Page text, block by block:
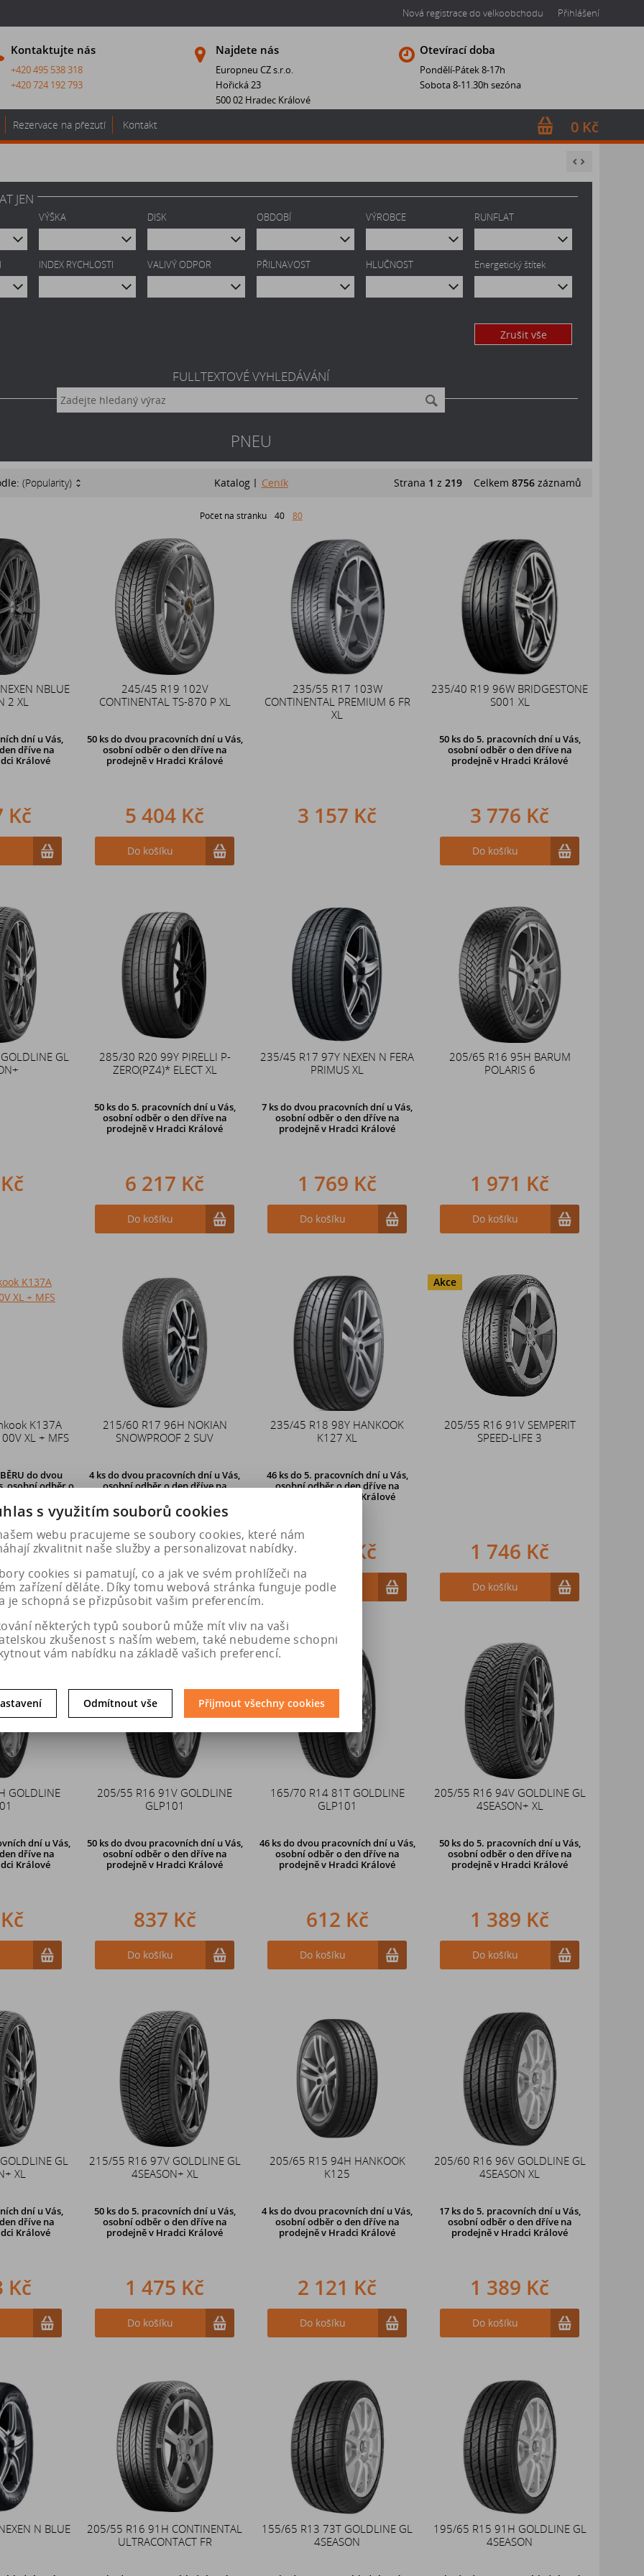
Nová registrace do velkoobchodu Přihlášení
Kontaktujte nás
+420 495 538 318
+420 724 192 793
Najdete nás
Europneu CZ s.r.o.
Hořická 23
500 02 Hradec Králové
Otevírací doba
Pondělí-Pátek 8-17h
Sobota 8-11.30h sezóna
0 Kč
Rezervace na přezutí Kontakt
JEN
VÝŠKA DISK OBDOBÍ VÝROBCE RUNFLAT
INDEX RYCHLOSTI VALIVÝ ODPOR PŘILNAVOST HLUČNOST Energetický štítek
Zrušit vše
FULLTEXTOVÉ VYHLEDÁVÁNÍ
PNEU
(Popularity) Katalog Ceník Strana 1 z 219 Celkem 8756 záznamů
Počet na stránku 40 80
NBLUE
2 XL
dní u Vás,
dříve na
Králové
Kč
245/45 R19 102V
CONTINENTAL TS-870 P XL
50 ks do dvou pracovních dní u Vás,
osobní odběr o den dřívena
prodejně v Hradci Králové
5 404 Kč
Do košíku
235/55 R17 103W
CONTINENTAL PREMIUM 6 FR
XL
3 157 Kč
235/40 R19 96W BRIDGESTONE
S001 XL
50 ks do 5. pracovních dní u Vás,
osobní odběr o den dříve na
prodejněv Hradci Králové
3 776 Kč
Do košíku
GL
285/30 R20 99Y PIRELLI P-
ZERO(PZ4)* ELECT XL
50 ks do 5. pracovních dní u Vás,
osobní odběr o den dříve na
prodejněv Hradci Králové
6 217 Kč
Do košíku
235/45 R17 97Y NEXEN N FERA
PRIMUS XL
7 ksdo dvou pracovních dní u Vás,
osobní odběr o den dřívena
prodejně v Hradci Králové
1 769 Kč
Do košíku
205/65 R16 95H BARUM
POLARIS 6
1 971 Kč
Do košíku
K137A
XL + MFS
do dvou
osobní odběr o
k odeslání
Kč
215/60 R17 96H NOKIAN
SNOWPROOF 2 SUV
4 ksdo dvou pracovních dní u Vás,
osobní odběr o den dřívena
2 526 Kč
Do košíku
235/45 R18 98Y HANKOOK
K127 XL
46 ks do 5. pracovních dní u Vás,
osobní odběr o den dříve na
v Hradci Králové
2 796 Kč
Do košíku
Akce
205/55 R16 91V SEMPERIT
SPEED-LIFE 3
1 746 Kč
Do košíku
GOLDLINE
dní u Vás,
dřívena
Králové
205/55 R16 91V GOLDLINE
GLP101
50 ks do dvou pracovních dní u Vás,
osobní odběr o den dřívena
prodejně v Hradci Králové
837 Kč
Do košíku
165/70 R14 81T GOLDLINE
GLP101
46 ks do dvou pracovních dní u Vás,
osobní odběr o den dřívena
prodejně v Hradci Králové
612 Kč
Do košíku
205/55 R16 94V GOLDLINE GL
4SEASON+ XL
50 ks do 5. pracovních dní u Vás,
osobní odběr o den dříve na
prodejněv Hradci Králové
1 389 Kč
Do košíku
GL
XL
dní u Vás,
dříve na
Králové
Kč
215/55 R16 97V GOLDLINE GL
4SEASON+ XL
50 ks do 5. pracovních dní u Vás,
osobní odběr o den dříve na
prodejněv Hradci Králové
1 475 Kč
Do košíku
205/65 R15 94H HANKOOK
K125
4 ksdo dvou pracovních dní u Vás,
osobní odběr o den dřívena
prodejně v Hradci Králové
2 121 Kč
Do košíku
205/60 R16 96V GOLDLINE GL
4SEASON XL
17 ks do 5. pracovních dní u Vás,
osobní odběr o den dříve na
prodejněv Hradci Králové
1 389 Kč
Do košíku
N BLUE
205/55 R16 91H CONTINENTAL
ULTRACONTACT FR
155/65 R13 73T GOLDLINE GL
4SEASON
195/65 R15 91H GOLDLINE GL
4SEASON
s využitím souborů cookies
webu pracujeme se soubory cookies, které nám
zkvalitnit naše služby a personalizovat nabídky.
cookies si pamatují, co a jak ve svém prohlížeči na
zařízení děláte. Díky tomu webová stránka funguje podle
je schopná se přizpůsobit vašim preferencím.
některých typů souborů může mít vliv na vaši
zkušenost s naším webem, také nebudeme schopni
vám nabídku na základě vašich preferencí.
Odmítnout vše Přijmout všechny cookies